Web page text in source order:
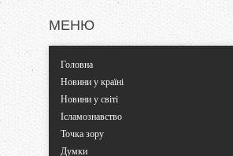
МЕНЮ
Головна
Новини у країні
Новини у світі
Ісламознавство
Точка зору
Думки